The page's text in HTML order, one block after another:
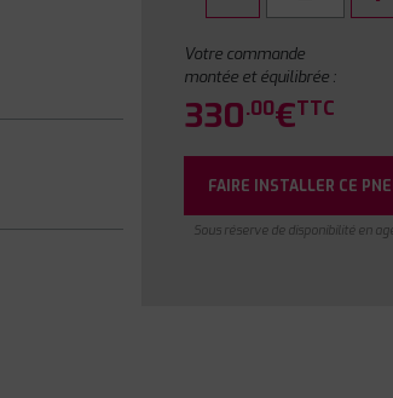
Votre commande
montée et équilibrée :
330.00€TTC
FAIRE INSTALLER CE
Sous réserve de disponibilité en